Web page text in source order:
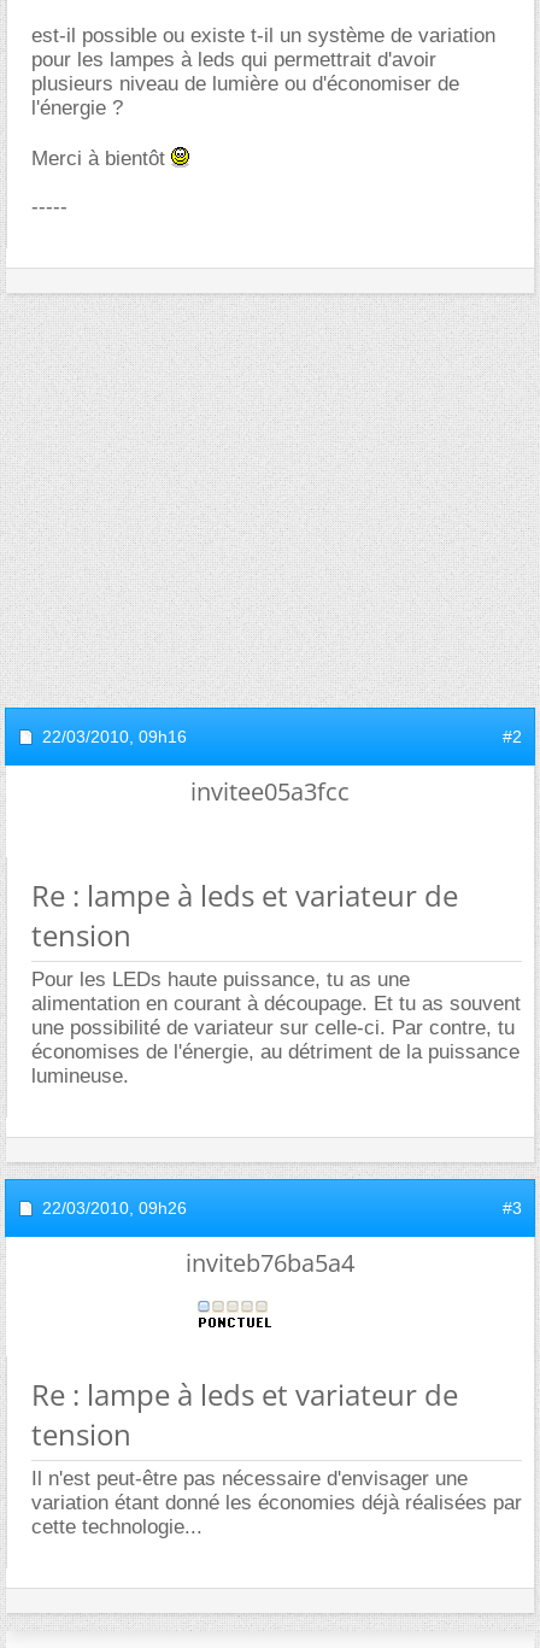
est-il possible ou existe t-il un système de variation
pour les lampes à leds qui permettrait d'avoir
plusieurs niveau de lumière ou d'économiser de
l'énergie ?
Merci à bientôt
-----
22/03/2010, 09h16 #2
invitee05a3fcc
Re : lampe à leds et variateur de
tension
Pour les LEDs haute puissance, tu as une
alimentation en courant à découpage. Et tu as souvent
une possibilité de variateur sur celle-ci. Par contre, tu
économises de l'énergie, au détriment de la puissance
lumineuse.
22/03/2010, 09h26 #3
inviteb76ba5a4
Re : lampe à leds et variateur de
tension
Il n'est peut-être pas nécessaire d'envisager une
variation étant donné les économies déjà réalisées par
cette technologie...